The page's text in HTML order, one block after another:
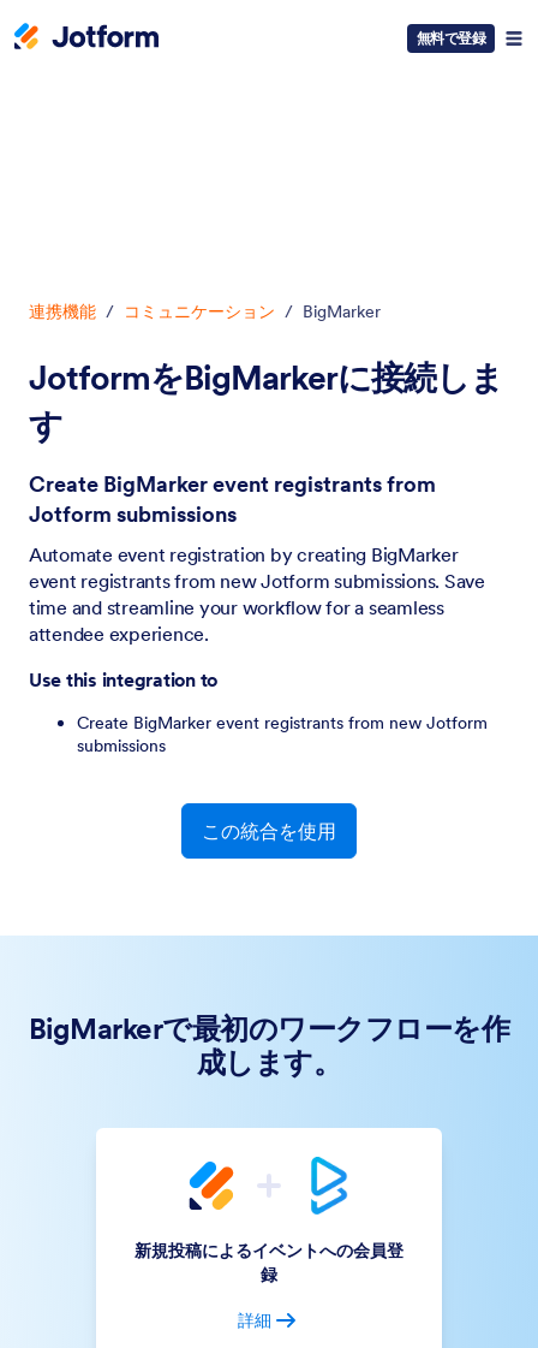
無料で登録
連携機能 / コミュニケーション / BigMarker
JotformをBigMarkerに接続しま
す
Create BigMarker event registrants from
Jotform submissions
Automate event registration by creating BigMarker
event registrants from new Jotform submissions. Save
time and streamline your workflow for a seamless
attendee experience.
Use this integration to
Create BigMarker event registrants from new Jotform
submissions
この統合を使用
BigMarkerで最初のワークフローを作
成します。
新規投稿によるイベントへの会員登
録
詳細